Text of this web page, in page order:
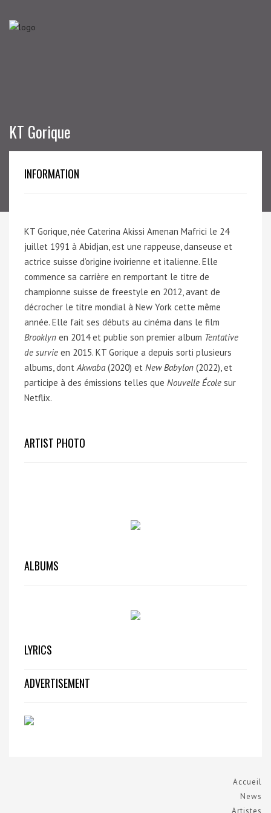
KT Gorique
INFORMATION
KT Gorique, née Caterina Akissi Amenan Mafrici le 24
juillet 1991 à Abidjan, est une rappeuse, danseuse et
actrice suisse d’origine ivoirienne et italienne. Elle
commence sa carrière en remportant le titre de
championne suisse de freestyle en 2012, avant de
décrocher le titre mondial à New York cette même
année. Elle fait ses débuts au cinéma dans le film
Brooklyn en 2014 et publie son premier album Tentative
de survie en 2015. KT Gorique a depuis sorti plusieurs
albums, dontAkwaba (2020) et New Babylon (2022), et
participe à des émissions telles que Nouvelle École sur
Netflix.
ARTIST PHOTO
ALBUMS
LYRICS
ADVERTISEMENT
Accueil
News
Artistes